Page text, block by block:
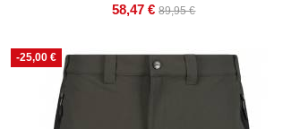
58,47 € 89,95 €
-25,00 €